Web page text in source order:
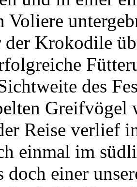
Voliere
der Krokodile
des
Greifvögel
Reise verlief
einmal im
doch einer